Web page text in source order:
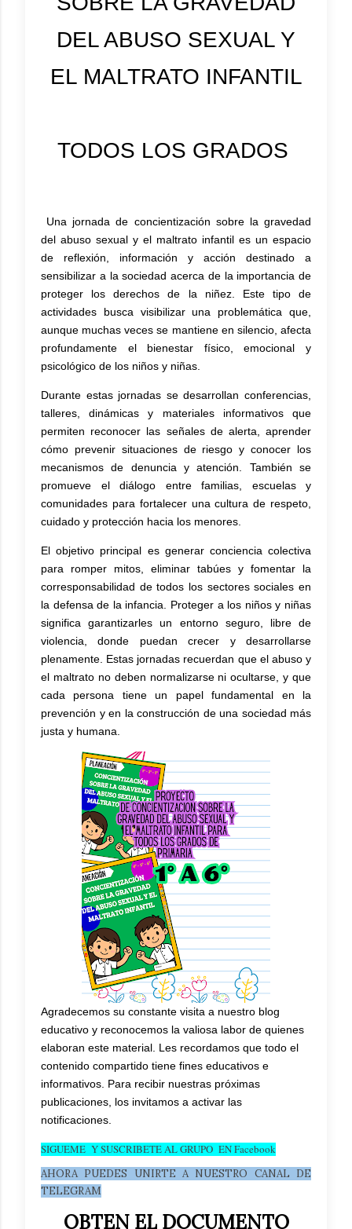
DEL ABUSO SEXUAL Y
EL MALTRATO INFANTIL
TODOS LOS GRADOS
Una jornada de concientización sobre la gravedad
del abuso sexual y el maltrato infantil es un espacio
de reflexión, información y acción destinado a
sensibilizar a la sociedad acerca de la importancia de
proteger los derechos de la niñez. Este tipo de
actividades busca visibilizar una problemática que,
aunque muchas veces se mantiene en silencio, afecta
profundamente el bienestar físico, emocional y
psicológico de los niños y niñas.
Durante estas jornadas se desarrollan conferencias,
talleres, dinámicas y materiales informativos que
permiten reconocer las señales de alerta, aprender
cómo prevenir situaciones de riesgo y conocer los
mecanismos de denuncia y atención. También se
promueve el diálogo entre familias, escuelas y
comunidades para fortalecer una cultura de respeto,
cuidado y protección hacia los menores.
El objetivo principal es generar conciencia colectiva
para romper mitos, eliminar tabúes y fomentar la
corresponsabilidad de todos los sectores sociales en
la defensa de la infancia. Proteger a los niños y niñas
significa garantizarles un entorno seguro, libre de
violencia, donde puedan crecer y desarrollarse
plenamente. Estas jornadas recuerdan que el abuso y
el maltrato no deben normalizarse ni ocultarse, y que
cada persona tiene un papel fundamental en la
prevención y en la construcción de una sociedad más
justa y humana.
Agradecemos su constante visita a nuestro blog
educativo y reconocemos la valiosa labor de quienes
elaboran este material. Les recordamos que todo el
contenido compartido tiene fines educativos e
informativos. Para recibir nuestras próximas
publicaciones, los invitamos a activar las
notificaciones.
SIGUEME Y SUSCRIBETE AL GRUPO EN Facebook
AHORA PUEDES UNIRTE A NUESTRO CANAL DE
TELEGRAM
OBTEN EL DOCUMENTO